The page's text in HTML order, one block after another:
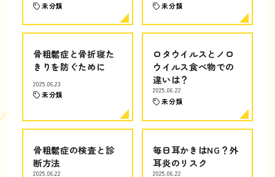
未分類 未分類
骨粗鬆症と骨折寝た
きりを防ぐために
2025.06.23
未分類
ロタウイルスとノロ
ウイルス食べ物での
違いは？
2025.06.22
未分類
骨粗鬆症の検査と診
断方法
2025.06.22
毎日耳かきはNG？外
耳炎のリスク
2025.06.22